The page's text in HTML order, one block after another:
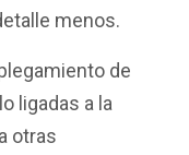
menos.
de
ligadas a la
otras